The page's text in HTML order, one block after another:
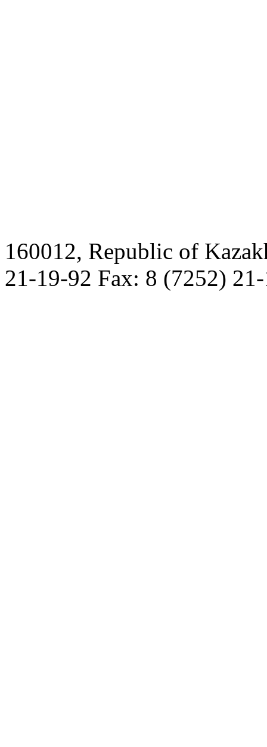
160012, Republic of
21-19-92 Fax: 8 (7252)